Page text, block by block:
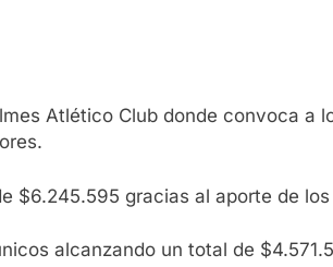
Atlético Club donde convoca
$6.245.595 gracias al aporte de
alcanzando un total de